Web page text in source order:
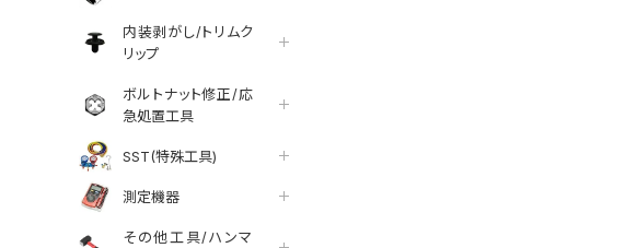
内装剥がし/トリムク
リップ
ボルトナット修正/応
急処置工具
SST(特殊工具)
測定機器
その他工具/ハンマ